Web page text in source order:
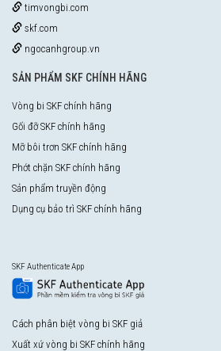
timvongbi.com
skf.com
ngocanhgroup.vn
SẢN PHẨM SKF CHÍNH HÃNG
Vòng bi SKF chính hãng
Gối đỡ SKF chính hãng
Mỡ bôi trơn SKF chính hãng
Phớt chặn SKF chính hãng
Sản phẩm truyền động
Dụng cụ bảo trì SKF chính hãng
SKF Authenticate App
Cách phân biệt vòng bi SKF giả
Xuất xứ vòng bi SKF chính hãng